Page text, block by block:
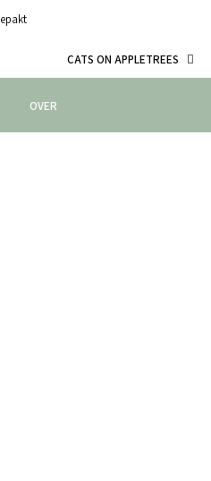
CATS ON APPLETREES
OVER